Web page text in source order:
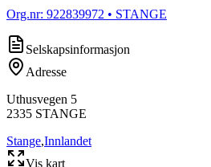
Org.nr: 922839972 • STANGE
Selskapsinformasjon
Adresse
Uthusvegen 5
2335 STANGE
Stange,Innlandet
Vis kart